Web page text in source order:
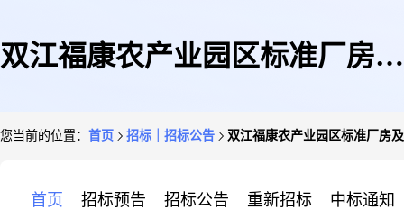
双江福康农产业园区标准厂房及
您当前的位置： 首页 招标｜招标公告 双江福康农产业园区标准厂房
首页 招标预告 招标公告 重新招标 中标通知